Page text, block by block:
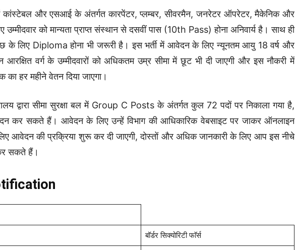
में कांस्टेबल और एसआई के अंतर्गत कारपेंटर, प्लम्बर, सीवरमैन, जनरेटर ऑपरेटर, मैकेनिक और
को मान्यता प्राप्त संस्थान से दसवीं पास (10th Pass) होना अनिवार्य है। साथ ही
Diploma होना भी जरूरी है। इस भर्ती में आवेदन के लिए न्यूनतम आयु 18 वर्ष और
वर्ग के उम्मीदवारों को अधिकतम उम्र सीमा में छूट भी दी जाएगी और इस नौकरी में
हर महीने वेतन दिया जाएगा।
द्वारा सीमा सुरक्षा बल में Group C Posts के अंतर्गत कुल 72 पदों पर निकाला गया है,
कर सकते हैं। आवेदन के लिए उन्हें विभाग की आधिकारिक वेबसाइट पर जाकर ऑनलाइन
आवेदन की प्रक्रिया शुरू कर दी जाएगी, दोस्तों और अधिक जानकारी के लिए आप इस नीचे
सकते हैं।
बॉर्डर सिक्योरिटी फाॅर्स